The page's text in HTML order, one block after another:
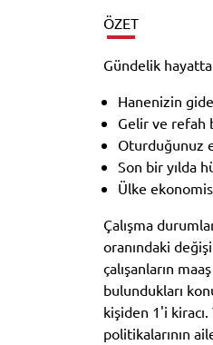
ÖZET
Gündelik
Hanenizin
Gelir ve refah
Oturduğunuz
Son bir yılda
Ülke
Çalışma
oranındaki
çalışanların
bulundukları
kişiden 1'i
politikalarının